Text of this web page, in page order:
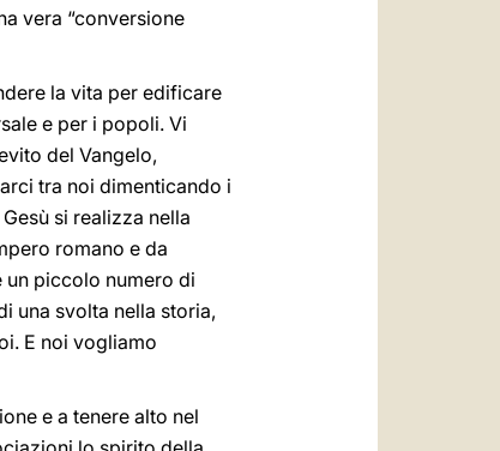
vera “conversione
la vita per edificare
e per i popoli. Vi
del Vangelo,
tra noi dimenticando i
si realizza nella
romano e da
un piccolo numero di
una svolta nella storia,
E noi vogliamo
e a tenere alto nel